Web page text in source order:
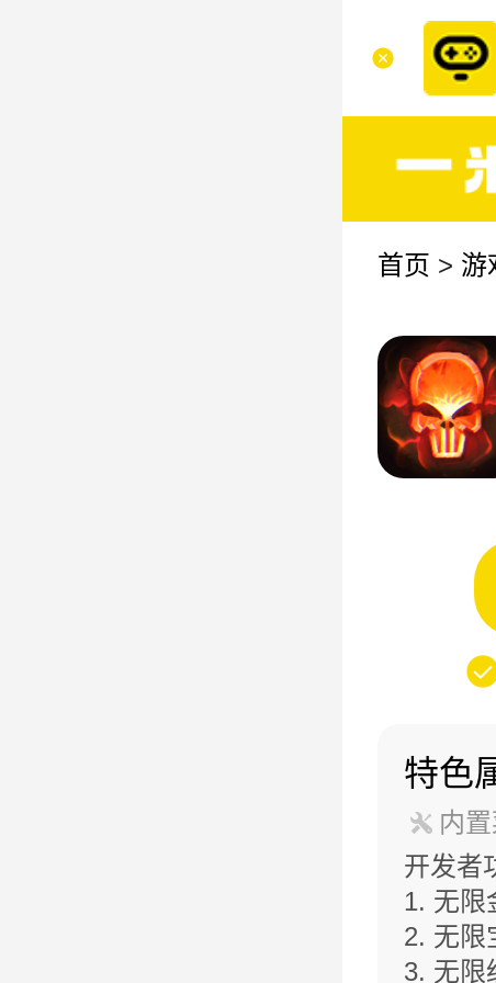
首页 > 游
特色
内
开发者
1. 无限
2. 无限
3. 无限